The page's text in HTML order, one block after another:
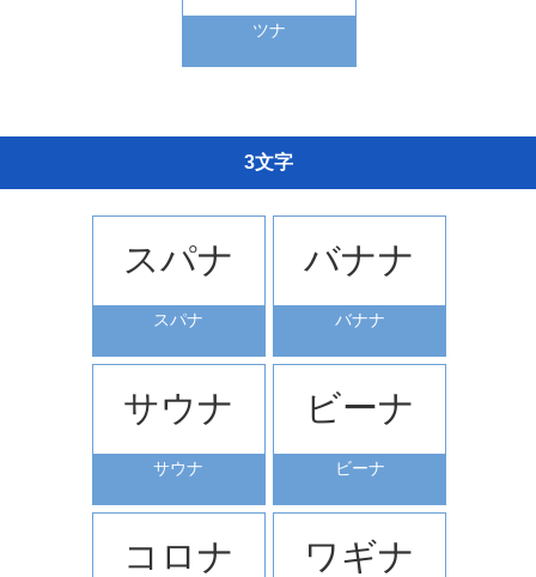
ツナ
3文字
スパナ
スパナ
バナナ
バナナ
サウナ
サウナ
ビーナ
ビーナ
コロナ ワギナ